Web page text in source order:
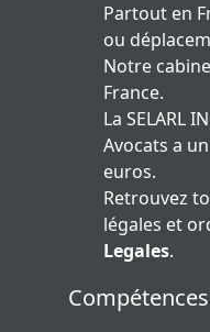
Partout en
ou
Notre
France.
La SELARL
Avocats a
euros.
Retrouvez
légales et
Legales.